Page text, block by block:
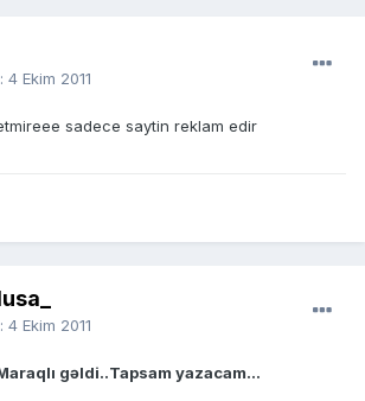
4 Ekim 2011
sadece saytin reklam edir
4 Ekim 2011
gəldi..Tapsam yazacam...